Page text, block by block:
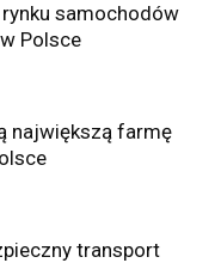
samochodów
Polsce
największą farmę
transport